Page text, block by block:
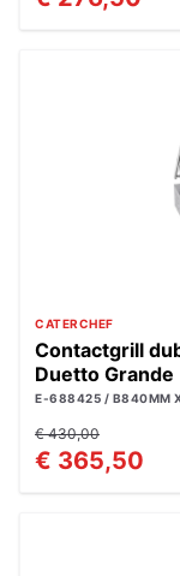
CATERCHEF
Contactgrill
Duetto Grande
E-688425 / B840MM
€ 430,00
€ 365,50